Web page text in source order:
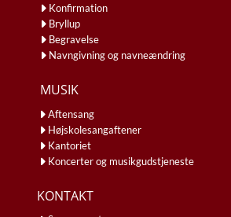
Konfirmation
Bryllup
Begravelse
Navngivning og navneændring
MUSIK
Aftensang
Højskolesangaftener
Kantoriet
Koncerter og musikgudstjeneste
KONTAKT